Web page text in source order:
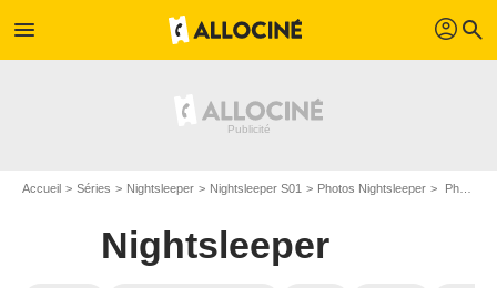
menu profil search
Accueil Séries Nightsleeper Nightsleeper S01 Photos Nightsleeper Photos Nightsleeper S01
Nightsleeper